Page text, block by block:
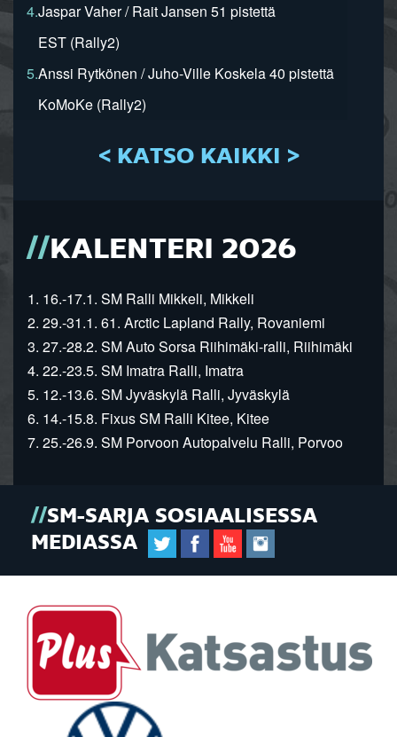
4.Jaspar Vaher / Rait Jansen 51 pistettä
EST (Rally2)
5.Anssi Rytkönen / Juho-Ville Koskela 40 pistettä
KoMoKe (Rally2)
< KATSO KAIKKI >
KALENTERI 2026
1. 16.-17.1. SM Ralli Mikkeli, Mikkeli
2. 29.-31.1. 61. Arctic Lapland Rally, Rovaniemi
3. 27.-28.2. SM Auto Sorsa Riihimäki-ralli, Riihimäki
4. 22.-23.5. SM Imatra Ralli, Imatra
5. 12.-13.6. SM Jyväskylä Ralli, Jyväskylä
6. 14.-15.8. Fixus SM Ralli Kitee, Kitee
7. 25.-26.9. SM Porvoon Autopalvelu Ralli, Porvoo
SM-SARJA SOSIAALISESSA
MEDIASSA